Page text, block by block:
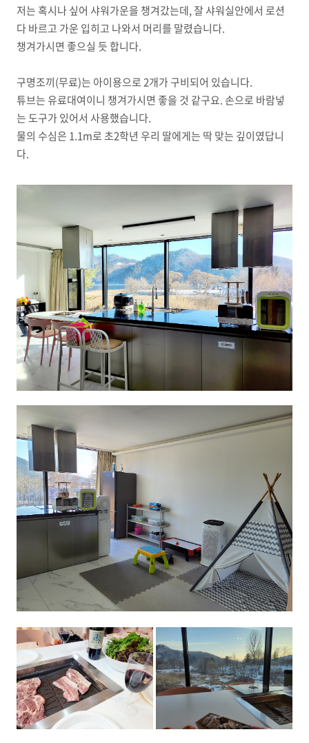
저는 혹시나 싶어 샤워가운을 챙겨갔는데, 잘 샤워실안에서 로션
다 바르고 가운 입히고 나와서 머리를 말렸습니다.
챙겨가시면 좋으실 듯 합니다.
구명조끼(무료)는 아이용으로 2개가 구비되어 있습니다.
튜브는 유료대여이니 챙겨가시면 좋을 것 같구요. 손으로 바람넣
는 도구가 있어서 사용했습니다.
물의 수심은 1.1m로 초2학년 우리 딸에게는 딱 맞는 깊이였답니
다.